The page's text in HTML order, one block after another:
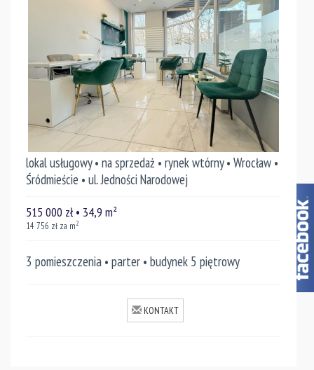
lokal usługowy • na sprzedaż • rynek wtórny • Wrocław •
Śródmieście • ul. Jedności Narodowej
515 000 zł• 34,9 m²
14 756 zł za m2
3 pomieszczenia • parter • budynek 5 piętrowy
KONTAKT